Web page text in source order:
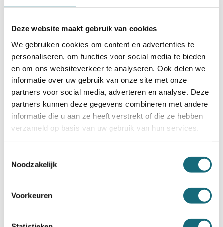
Deze website maakt gebruik van cookies
We gebruiken cookies om content en advertenties te
personaliseren, om functies voor social media te bieden
en om ons websiteverkeer te analyseren. Ook delen we
informatie over uw gebruik van onze site met onze
partners voor social media, adverteren en analyse. Deze
partners kunnen deze gegevens combineren met andere
informatie die u aan ze heeft verstrekt of die ze hebben
verzameld op basis van uw gebruik van hun services.
Noodzakelijk
Voorkeuren
BESTELLEN OP REKENING
Op voorraad? Besteld voor14:30 uur,dezelfde werkdag
Uw keuze zaltoevoegen aan het totaalbedrag
Omschrijving Specificaties Certificaten
Alternatieven
EAN code